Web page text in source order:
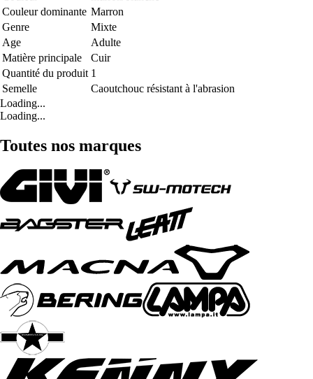
Couleur dominante Marron
Genre
Mixte
Age
Adulte
Matière principale
Cuir
Quantité du produit 1
Semelle
Caoutchouc résistant à l'abrasion
Loading...
Loading...
Toutes nos marques